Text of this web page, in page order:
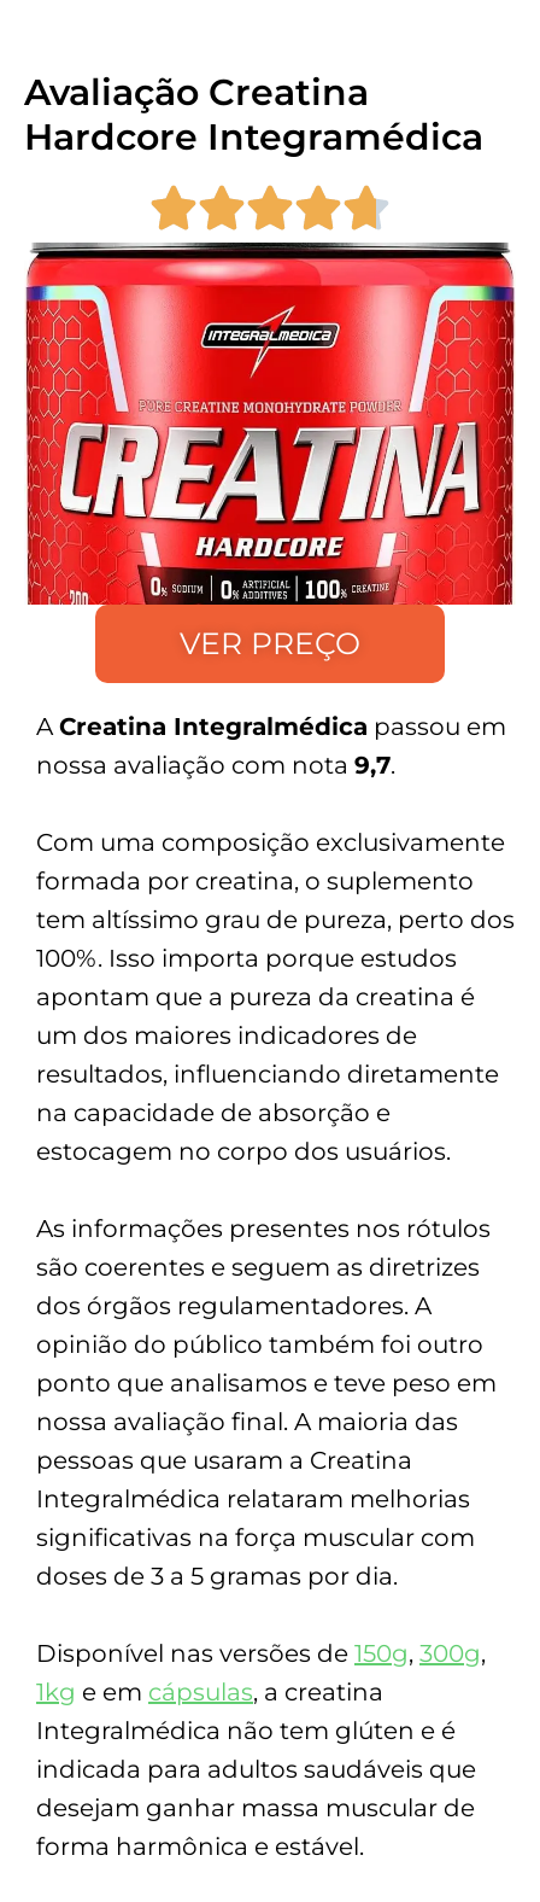
Avaliação Creatina
Hardcore Integramédica
VER PREÇO
A Creatina Integralmédica passou em
nossa avaliação com nota 9,7.
Com uma composição exclusivamente
formada por creatina, o suplemento
tem altíssimo grau de pureza, perto dos
100%. Isso importa porque estudos
apontam que a pureza da creatina é
um dos maiores indicadores de
resultados, influenciando diretamente
na capacidade de absorção e
estocagem no corpo dos usuários.
As informações presentes nos rótulos
são coerentes e seguem as diretrizes
dos órgãos regulamentadores. A
opinião do público também foi outro
ponto que analisamos e teve peso em
nossa avaliação final. A maioria das
pessoas que usaram a Creatina
Integralmédica relataram melhorias
significativas na força muscular com
doses de 3 a 5 gramas por dia.
Disponível nas versões de 150g, 300g,
1kg e em cápsulas, a creatina
Integralmédica não tem glúten e é
indicada para adultos saudáveis que
desejam ganhar massa muscular de
forma harmônica e estável.